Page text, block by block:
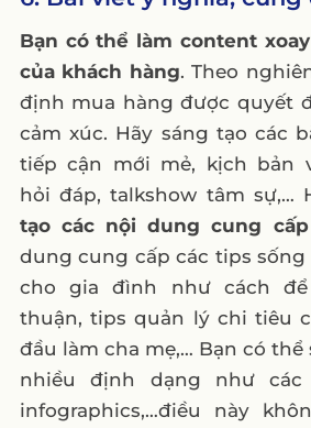
Bạn có thể làm content
của khách hàng. Theo
định mua hàng được quyết
cảm xúc. Hãy sáng tạo các
tiếp cận mới mẻ, kịch bản
hỏi đáp, talkshow tâm sự,…
tạo các nội dung cung
dung cung cấp các tips
cho gia đình như cách
thuận, tips quản lý chi tiêu
đầu làm cha mẹ,… Bạn có
nhiều định dạng như các
infographics,…điều này